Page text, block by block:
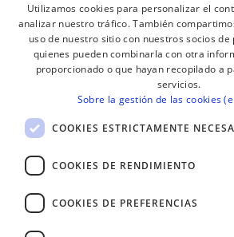
¡RECIBE NUESTROS BOLETINES!
Utilizamos cookies para personalizar el
analizar nuestro tráfico. También
uso de nuestro sitio con nuestros socios
quienes pueden combinarla con otra
proporcionado o que hayan recopilado a
servicios.
Sobre la gestión de las cookies
COOKIES ESTRICTAMENTE
COOKIES DE RENDIMIENTO
COOKIES DE PREFERENCIAS